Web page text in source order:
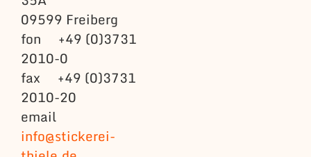
09599 Freiberg
fon +49 (0)3731
2010-0
fax +49 (0)3731
2010-20
email
info@stickerei-